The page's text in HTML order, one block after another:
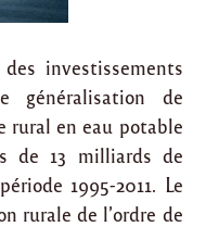
investissements
généralisation de
rural en eau potable
de 13 milliards de
1995-2011. Le
rurale de l’ordre de